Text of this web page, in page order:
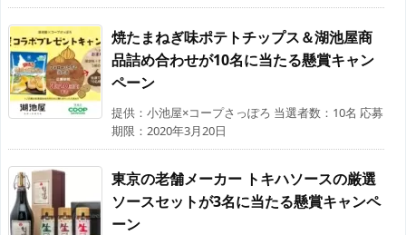
焼たまねぎ味ポテトチップス＆湖池屋商
品詰め合わせが10名に当たる懸賞キャン
ペーン
提供：小池屋×コープさっぽろ 当選者数：10名 応募
期限：2020年3月20日
東京の老舗メーカー トキハソースの厳選
ソースセットが3名に当たる懸賞キャンペ
ーン